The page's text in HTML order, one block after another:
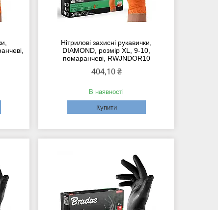
Нітрилові захисні рукавички,
DIAMOND, розмір XL, 9-10,
помаранчеві, RWJNDOR10
404,10 ₴
В наявності
Купити